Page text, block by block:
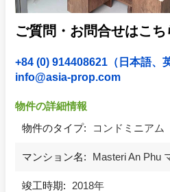
ご質問・お問合せはこち
+84 (0) 914408621（日本語、
info@asia-prop.com
物件の詳細情報
物件のタイプ:
コンドミニアム
マンション名: Masteri An Phu
竣工時期: 2018年